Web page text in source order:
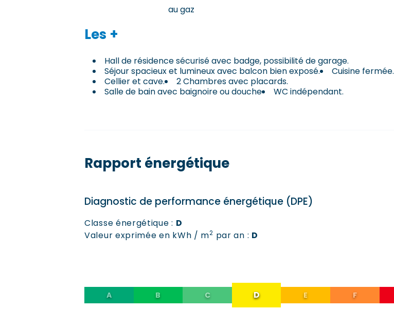
au gaz
Les +
Hall de résidence sécurisé avec badge, possibilité de garage.
Séjour spacieux et lumineux avec balcon bien exposé.
Cuisine fermée.
Cellier et cave.
2 Chambres avec placards.
Salle de bain avec baignoire ou douche
WC indépendant.
Rapport énergétique
Diagnostic de performance énergétique (DPE)
Classe énergétique : D
Valeur exprimée en kWh / m2 par an : D